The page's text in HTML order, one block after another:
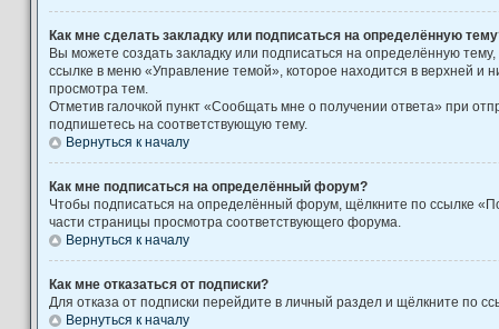
Как мне сделать закладку или подписаться на определённую
Вы можете создать закладку или подписаться на определённую
ссылке в меню «Управление темой», которое находится в верхней и
просмотра тем.
Отметив галочкой пункт «Сообщать мне о получении ответа» при
подпишетесь на соответствующую тему.
Вернуться к началу
Как мне подписаться на определённый форум?
Чтобы подписаться на определённый форум, щёлкните по ссылке
части страницы просмотра соответствующего форума.
Вернуться к началу
Как мне отказаться от подписки?
Для отказа от подписки перейдите в личный раздел и щёлкните по
Вернуться к началу